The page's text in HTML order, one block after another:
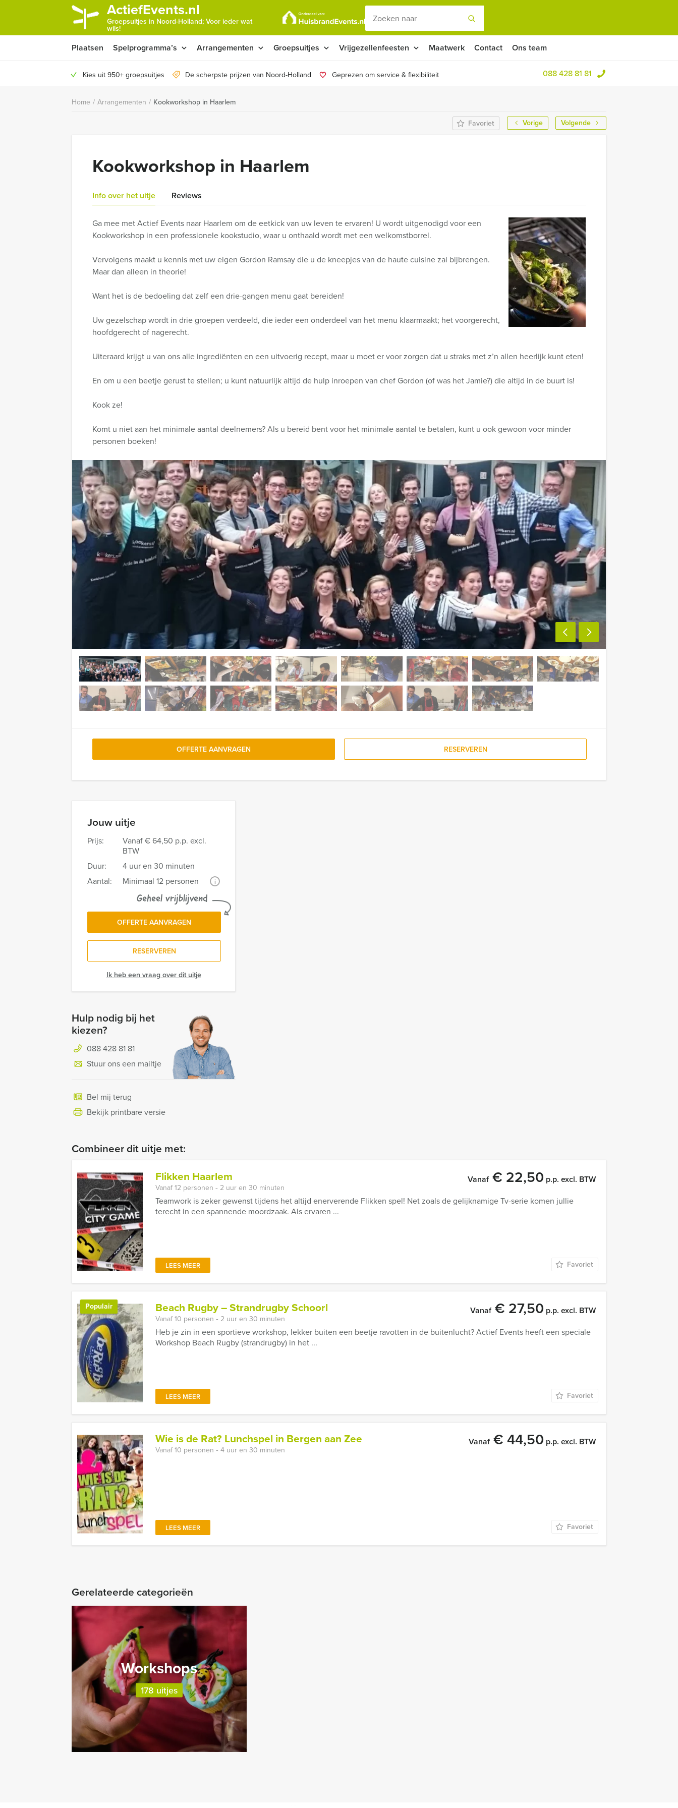
ActiefEvents.nl
Groepsuitjes in Noord-Holland; Voor ieder wat
wils!
Plaatsen Spelprogramma’s Arrangementen Groepsuitjes Vrijgezellenfeesten Maatwerk Contact Ons team
Kies uit 950+ groepsuitjes De scherpste prijzen van Noord-Holland Geprezen om service & flexibiliteit 088 428 81 81
Home / Arrangementen / Kookworkshop in Haarlem
Vorige
Volgende
Favoriet
Jouw uitje
Prijs: Vanaf€ 64,50 p.p. excl.
BTW
Duur:
4 uur en 30 minuten
Aantal:
Minimaal 12 personen i
Geheel vrijblijvend
OFFERTE AANVRAGEN
RESERVEREN
Ik heb een vraag over dit uitje
Hulp nodig bij het
kiezen?
088 428 81 81
Stuur ons een mailtje
Bel mij terug
Bekijk printbare versie
Kookworkshop in Haarlem
Info over het uitje Reviews
Ga mee met Actief Events naar Haarlem om de eetkick van uw leven te ervaren! U wordt uitgenodigd voor een
Kookworkshop in een professionele kookstudio, waar u onthaald wordt met een welkomstborrel.
Vervolgens maakt u kennis met uw eigen Gordon Ramsay die u de kneepjes van de haute cuisine zal bijbrengen.
Maar dan alleen in theorie!
Want het is de bedoeling dat zelf een drie-gangen menu gaat bereiden!
Uw gezelschap wordt in drie groepen verdeeld, die ieder een onderdeel van het menu klaarmaakt; het voorgerecht,
hoofdgerecht of nagerecht.
Uiteraard krijgt u van ons alle ingrediënten en een uitvoerig recept, maar u moet er voor zorgen dat u straks met z’n allen heerlijk kunt eten!
En om u een beetje gerust te stellen; u kunt natuurlijk altijd de hulp inroepen van chef Gordon (of was het Jamie?) die altijd in de buurt is!
Kook ze!
Komt u niet aan het minimale aantal deelnemers? Als u bereid bent voor het minimale aantal te betalen, kunt u ook gewoon voor minder
personen boeken!
OFFERTE AANVRAGEN RESERVEREN
Combineer dit uitje met:
Flikken Haarlem
Vanaf€ 22,50 p.p. excl. BTW
Vanaf 12 personen ‐ 2 uur en 30 minuten
Teamwork is zeker gewenst tijdens het altijd enerverende Flikken spel! Net zoals de gelijknamige Tv-serie komen jullie
terecht in een spannende moordzaak. Als ervaren ...
LEES MEER Favoriet
Beach Rugby – Strandrugby Schoorl
Populair Vanaf€ 27,50 p.p. excl. BTW
Vanaf 10 personen ‐ 2 uur en 30 minuten
Heb je zin in een sportieve workshop, lekker buiten een beetje ravotten in de buitenlucht? Actief Events heeft een speciale
Workshop Beach Rugby (strandrugby) in het ...
LEES MEER Favoriet
Wie is de Rat? Lunchspel in Bergen aan Zee Vanaf€ 44,50 p.p. excl. BTW
Vanaf 10 personen ‐ 4 uur en 30 minuten
LEES MEER Favoriet
Gerelateerde categorieën
Workshops
178 uitjes